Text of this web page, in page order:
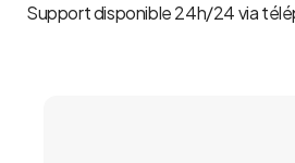
Support disponible 24h/24 via